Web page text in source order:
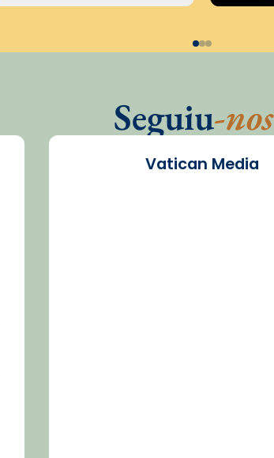
Seguiu-nos
Vatican Media